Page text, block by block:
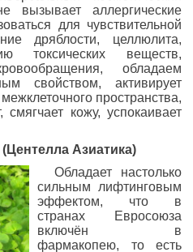
вызывает аллергические
для чувствительной
дряблости, целлюлита,
токсических веществ,
обладаем
свойством, активирует
пространства,
кожу, успокаивает
Азиатика)
Обладает настолько
сильным лифтинговым
эффектом, что в
странах Евросоюза
включён в
фармакопею, то есть